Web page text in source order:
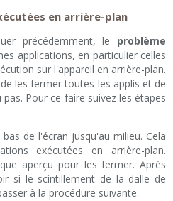
en arrière-plan
précédemment, le problème
applications, en particulier celles
sur l'appareil en arrière-plan.
les fermer toutes les applis et de
Pour ce faire suivez les étapes
de l'écran jusqu'au milieu. Cela
exécutées en arrière-plan.
aperçu pour les fermer. Après
si le scintillement de la dalle de
à la procédure suivante.